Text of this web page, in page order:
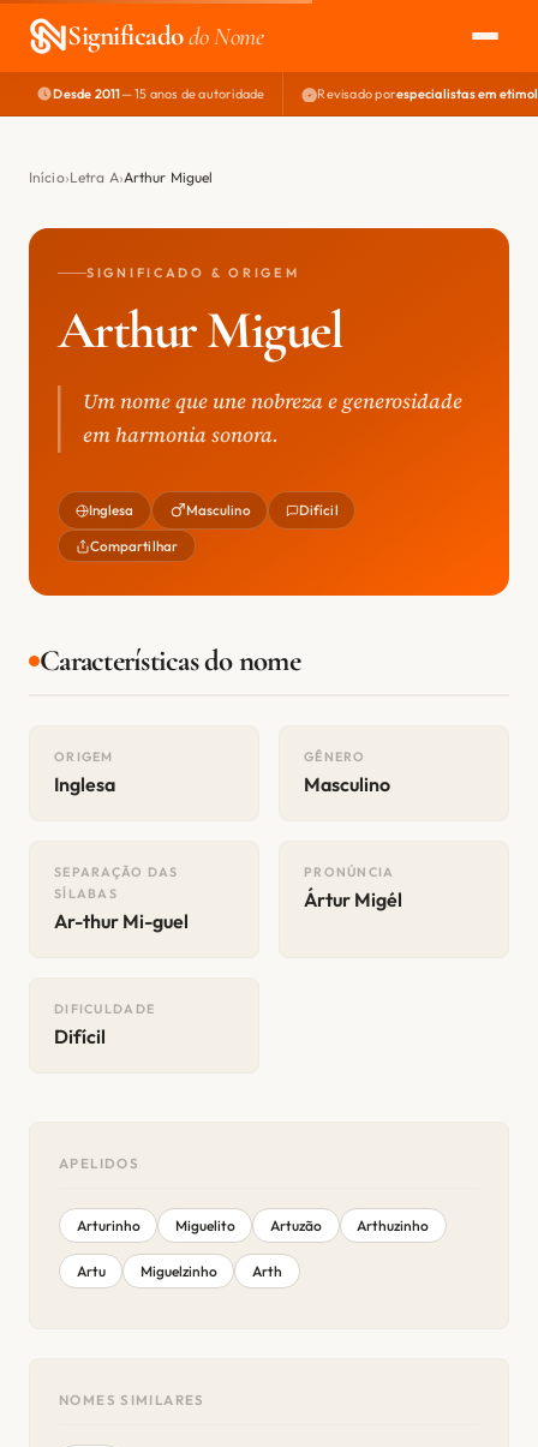
Significadodo Nome
EXPLORAR
NOME PERFEITO
Desde 2011— 15 anos de autoridade Revisado porespecialistas em
Início Letra A Arthur Miguel
SIGNIFICADO & ORIGEM
Arthur Miguel
Um nome que une nobreza e generosidade
em harmonia sonora.
Inglesa Masculino Difícil
Compartilhar
Características do nome
ORIGEM
Inglesa
GÊNERO
Masculino
SEPARAÇÃO DAS
SÍLABAS
Ar-thur Mi-guel
PRONÚNCIA
Ártur Migél
DIFICULDADE
Difícil
APELIDOS
Arturinho Miguelito Artuzão Arthuzinho
Artu Miguelzinho Arth
NOMES SIMILARES